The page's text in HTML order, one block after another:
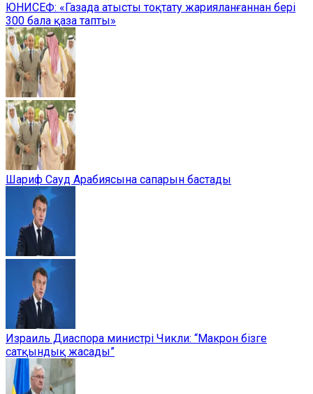
ЮНИСЕФ: «Газада атысты тоқтату жарияланғаннан бері
300 бала қаза тапты»
Шариф Сауд Арабиясына сапарын бастады
Израиль Диаспора министрі Чикли: “Макрон бізге
сатқындық жасады”